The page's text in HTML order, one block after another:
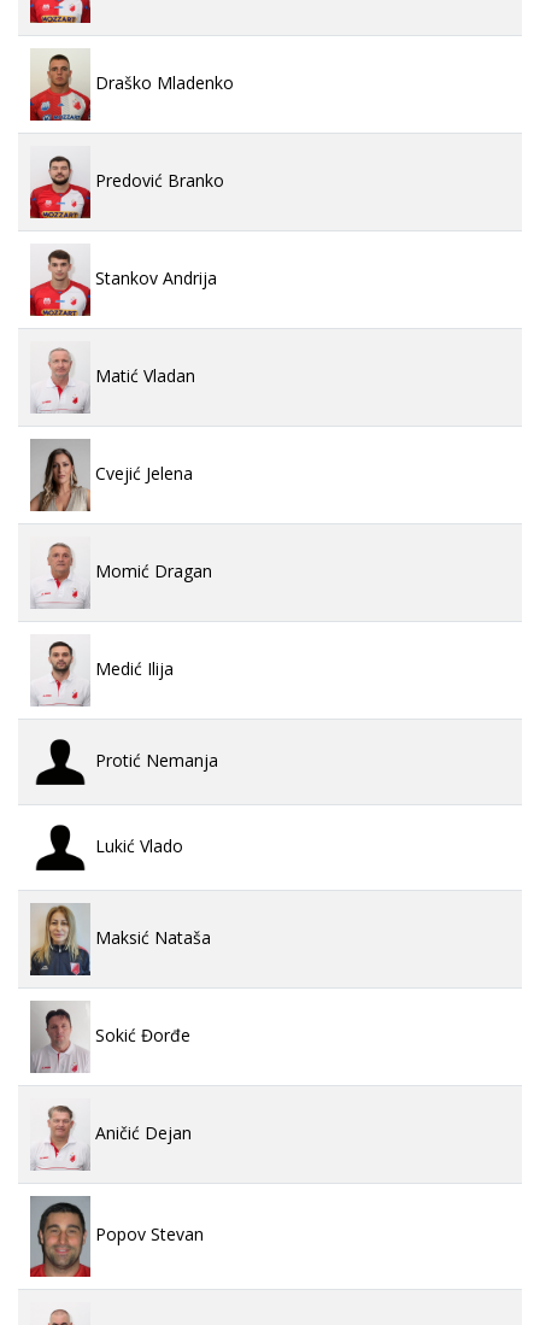
Draško Mladenko
Predović Branko
Stankov Andrija
Matić Vladan
Cvejić Jelena
Momić Dragan
Medić Ilija
Protić Nemanja
Lukić Vlado
Maksić Nataša
Sokić Đorđe
Aničić Dejan
Popov Stevan